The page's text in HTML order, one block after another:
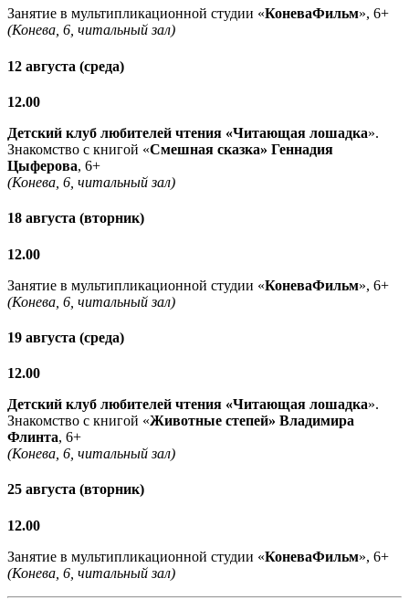
Занятие в мультипликационной студии «КоневаФильм», 6+
(Конева, 6, читальный зал)
12 августа (среда)
12.00
Детский клуб любителей чтения «Читающая лошадка».
Знакомство с книгой «Смешная сказка» Геннадия
Цыферова, 6+
(Конева, 6, читальный зал)
18 августа (вторник)
12.00
Занятие в мультипликационной студии «КоневаФильм», 6+
(Конева, 6, читальный зал)
19 августа (среда)
12.00
Детский клуб любителей чтения «Читающая лошадка».
Знакомство с книгой «Животные степей» Владимира
Флинта, 6+
(Конева, 6, читальный зал)
25 августа (вторник)
12.00
Занятие в мультипликационной студии «КоневаФильм», 6+
(Конева, 6, читальный зал)